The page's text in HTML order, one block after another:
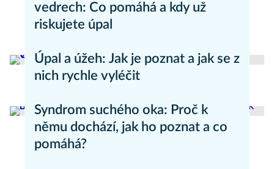
vedrech: Co pomáhá a kdy už
riskujete úpal
Pavla Skurovcová
Úpal a úžeh: Jak je poznat a jak se z
nich rychle vyléčit
Syndrom suchého oka: Proč k
němu dochází, jak ho poznat a co
pomáhá?